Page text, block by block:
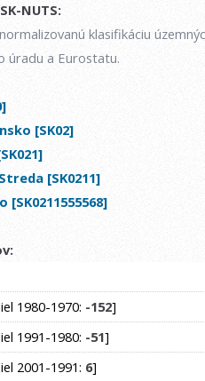
NUTS:
klasifikáciu
úradu a Eurostatu.
[SK02]
[SK0211]
1980-1970: -152]
1991-1980: -51]
2001-1991: 6]